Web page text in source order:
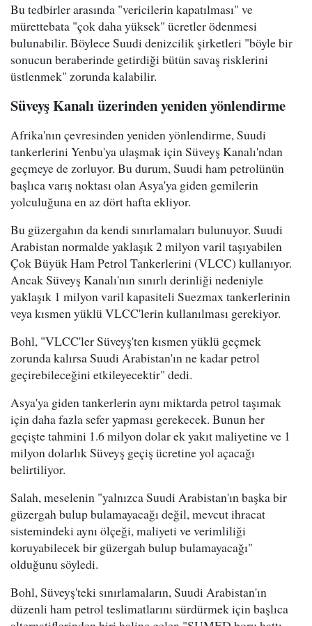
Bu tedbirler arasında "vericilerin kapatılması" ve
mürettebata "çok daha yüksek" ücretler ödenmesi
bulunabilir. Böylece Suudi denizcilik şirketleri "böyle bir
sonucun beraberinde getirdiği bütün savaş risklerini
üstlenmek" zorunda kalabilir.
Süveyş Kanalı üzerinden yeniden yönlendirme
Afrika'nın çevresinden yeniden yönlendirme, Suudi
tankerlerini Yenbu'ya ulaşmak için Süveyş Kanalı'ndan
geçmeye de zorluyor. Bu durum, Suudi ham petrolünün
başlıca varış noktası olan Asya'ya giden gemilerin
yolculuğuna en az dört hafta ekliyor.
Bu güzergahın da kendi sınırlamaları bulunuyor. Suudi
Arabistan normalde yaklaşık 2 milyon varil taşıyabilen
Çok Büyük Ham Petrol Tankerlerini (VLCC) kullanıyor.
Ancak Süveyş Kanalı'nın sınırlı derinliği nedeniyle
yaklaşık 1 milyon varil kapasiteli Suezmax tankerlerinin
veya kısmen yüklü VLCC'lerin kullanılması gerekiyor.
Bohl, "VLCC'ler Süveyş'ten kısmen yüklü geçmek
zorunda kalırsa Suudi Arabistan'ın ne kadar petrol
geçirebileceğini etkileyecektir" dedi.
Asya'ya giden tankerlerin aynı miktarda petrol taşımak
için daha fazla sefer yapması gerekecek. Bunun her
geçişte tahmini 1.6 milyon dolar ek yakıt maliyetine ve 1
milyon dolarlık Süveyş geçiş ücretine yol açacağı
belirtiliyor.
Salah, meselenin "yalnızca Suudi Arabistan'ın başka bir
güzergah bulup bulamayacağı değil, mevcut ihracat
sistemindeki aynı ölçeği, maliyeti ve verimliliği
koruyabilecek bir güzergah bulup bulamayacağı"
olduğunu söyledi.
Bohl, Süveyş'teki sınırlamaların, Suudi Arabistan'ın
düzenli ham petrol teslimatlarını sürdürmek için başlıca